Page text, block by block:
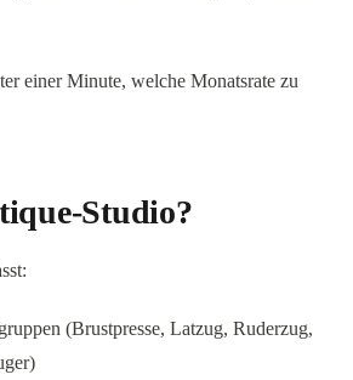
einer Minute, welche Monatsrate zu
Studio?
(Brustpresse, Latzug, Ruderzug,